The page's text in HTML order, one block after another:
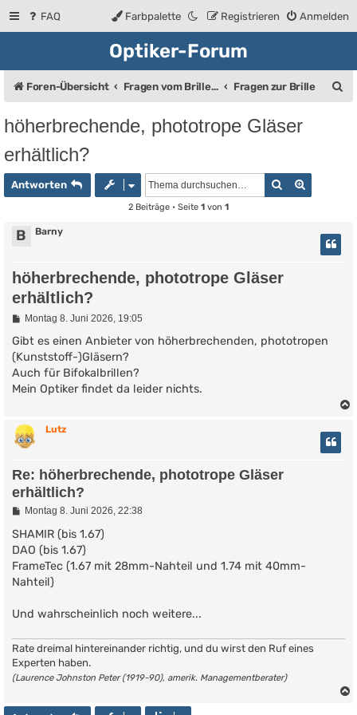
FAQ Anmelden
Registrieren
Farbpalette
Optiker-Forum
Foren-Übersicht Fragen vom Brillenträger an den Augenoptiker Fragen zur Brille
höherbrechende, phototrope Gläser
erhältlich?
Antworten Suche
2 Beiträge • Seite 1 von 1
B Barny
höherbrechende, phototrope Gläser
erhältlich?
B
i
t
r
a
g
Montag 8. Juni 2026, 19:05
Gibt es einen Anbieter von höherbrechenden, phototropen
(Kunststoff-)Gläsern?
Auch für Bifokalbrillen?
Mein Optiker findet da leider nichts.
Lutz
Re: höherbrechende, phototrope Gläser
erhältlich?
B
i
t
r
a
g
Montag 8. Juni 2026, 22:38
SHAMIR (bis 1.67)
DAO (bis 1.67)
FrameTec (1.67 mit 28mm-Nahteil und 1.74 mit 40mm-
Nahteil)
Und wahrscheinlich noch weitere...
Rate dreimal hintereinander richtig, und du wirst den Ruf eines
Experten haben.
(Laurence Johnston Peter (1919-90), amerik. Managementberater)